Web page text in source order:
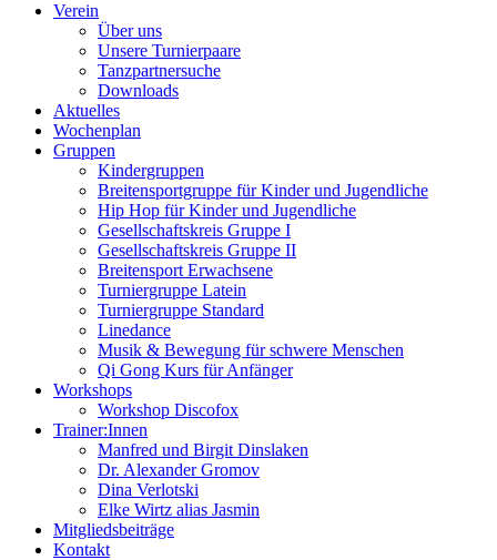
Verein
Über uns
Unsere Turnierpaare
Tanzpartnersuche
Downloads
Aktuelles
Wochenplan
Gruppen
Kindergruppen
Breitensportgruppe für Kinder und Jugendliche
Hip Hop für Kinder und Jugendliche​
Gesellschaftskreis Gruppe I
Gesellschaftskreis Gruppe II
Breitensport Erwachsene
Turniergruppe Latein
Turniergruppe Standard
Linedance
Musik & Bewegung für schwere Menschen​
Qi Gong Kurs für Anfänger
Workshops
Workshop Discofox
Trainer:Innen
Manfred und Birgit Dinslaken
Dr. Alexander Gromov
Dina Verlotski
Elke Wirtz alias Jasmin
Mitgliedsbeiträge
Kontakt